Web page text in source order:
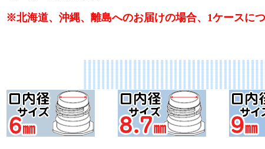
※北海道、沖縄、離島へのお届けの場合、1ケースに